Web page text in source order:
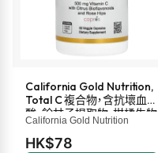
California Gold Nutrition,
Total C 複合物，含抗壞血
酸、餘甘子提取物、柑橘生物
類黃酮和玫瑰果提取物，
500 毫克，60 粒素食膠囊
California Gold Nutrition
HK$78